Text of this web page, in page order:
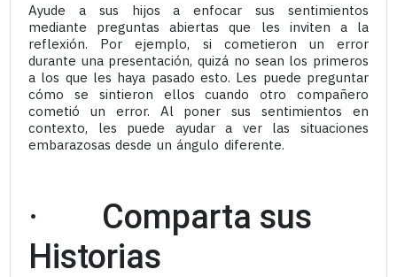
Ayude a sus hijos a enfocar sus sentimientos
mediante preguntas abiertas que les inviten a la
reflexión. Por ejemplo, si cometieron un error
durante una presentación, quizá no sean los primeros
a los que les haya pasado esto. Les puede preguntar
cómo se sintieron ellos cuando otro compañero
cometió un error. Al poner sus sentimientos en
contexto, les puede ayudar a ver las situaciones
embarazosas desde un ángulo diferente.
· Comparta sus
Historias